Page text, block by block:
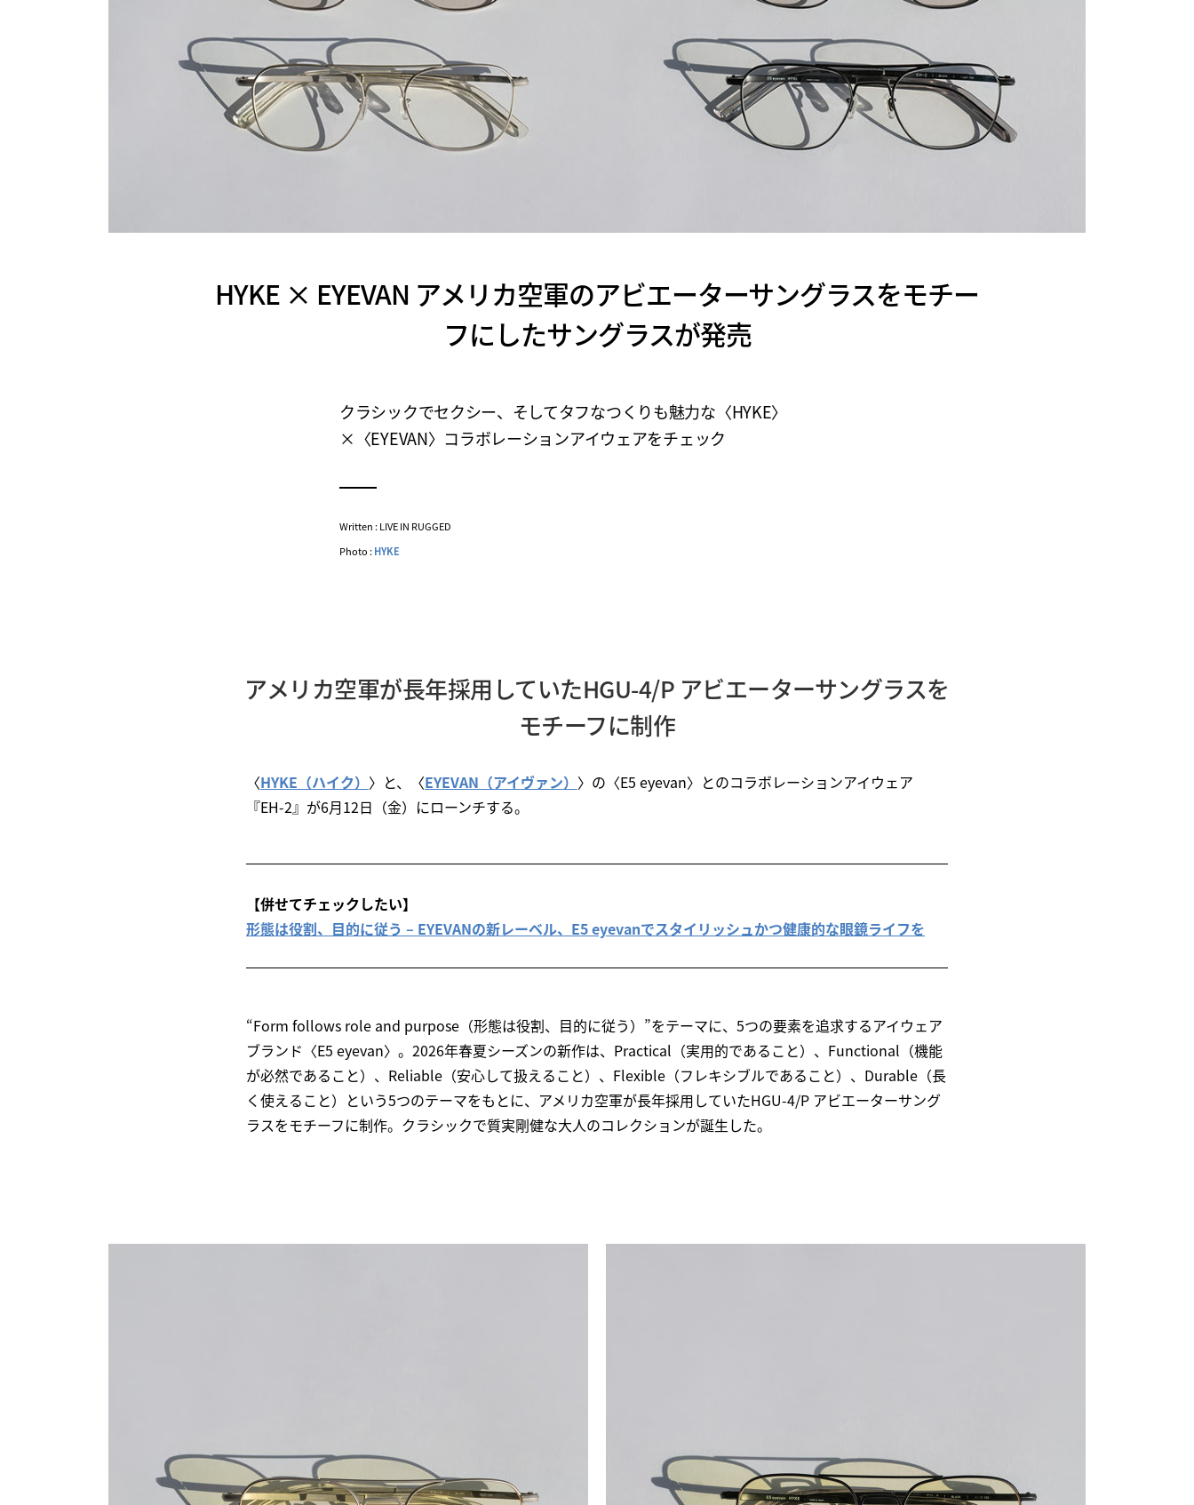
HYKE × EYEVAN アメリカ空軍のアビエーターサングラスをモチー
フにしたサングラスが発売
クラシックでセクシー、そしてタフなつくりも魅力な〈HYKE〉
×〈EYEVAN〉コラボレーションアイウェアをチェック
Written : LIVE IN RUGGED
Photo :HYKE
アメリカ空軍が長年採用していたHGU-4/P アビエーターサングラスを
モチーフに制作
〈HYKE（ハイク） 〉と、〈EYEVAN（アイヴァン） 〉の〈E5 eyevan〉とのコラボレーションアイウェア
『EH-2』が6月12日（金）にローンチする。
【併せてチェックしたい】
形態は役割、目的に従う – EYEVANの新レーベル、E5 eyevanでスタイリッシュかつ健康的な眼鏡ライフを
“Form follows role and purpose（形態は役割、目的に従う）”をテーマに、5つの要素を追求するアイウェア
ブランド〈E5 eyevan〉。2026年春夏シーズンの新作は、Practical（実用的であること）、Functional（機能
が必然であること）、Reliable（安心して扱えること）、Flexible（フレキシブルであること）、Durable（長
く使えること）という5つのテーマをもとに、アメリカ空軍が長年採用していたHGU-4/P アビエーターサング
ラスをモチーフに制作。クラシックで質実剛健な大人のコレクションが誕生した。